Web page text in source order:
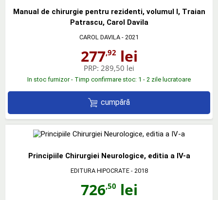
Manual de chirurgie pentru rezidenti, volumul I, Traian
Patrascu, Carol Davila
CAROL DAVILA - 2021
277,92lei
PRP: 289,50 lei
In stoc furnizor - Timp confirmare stoc: 1 - 2 zile lucratoare
cumpără
Principiile Chirurgiei Neurologice, editia a IV-a
EDITURA HIPOCRATE- 2018
726,50 lei